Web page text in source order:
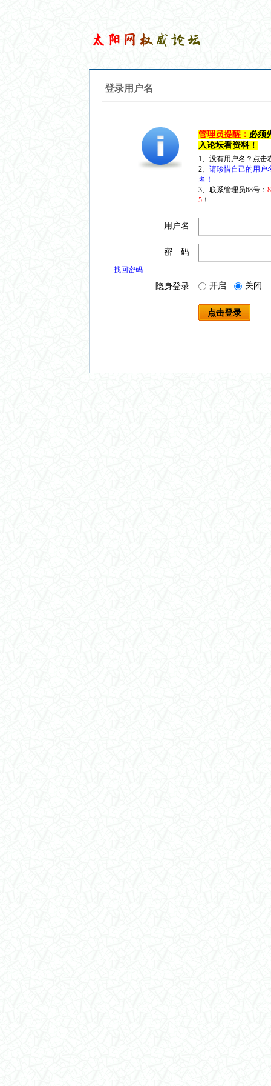
登录用户名
管理员提醒： 必须
入论坛看资料！
1、没有用户名？点
2、 请珍惜自己的用户
名！
3、联系管理员68号：
5 ！
用户名
密 码
找回密码
隐身登录 开启 关闭
点击登录